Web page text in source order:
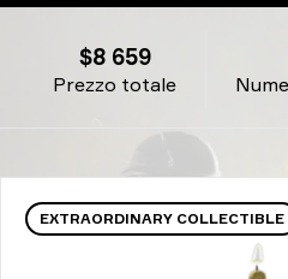
Prezzo totale
$8 659
EXTRAORDINARY COLLECTIBLE